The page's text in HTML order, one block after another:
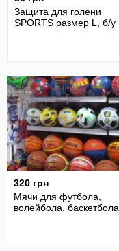
Защита для голени
SPORTS размер L, б/у
320 грн
Мячи для футбола,
волейбола, баскетбола